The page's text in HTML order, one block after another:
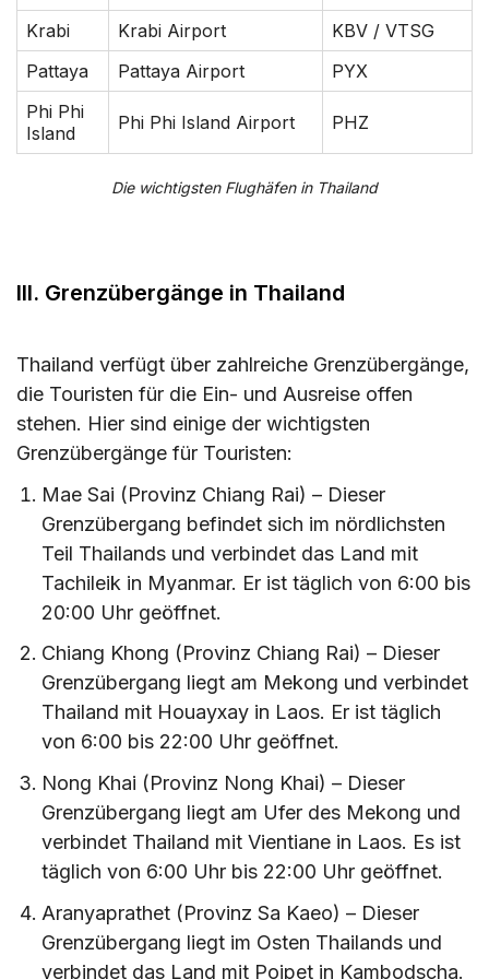
Krabi
Krabi Airport
KBV / VTSG
Pattaya
Pattaya Airport
PYX
Phi Phi
Island
Phi Phi Island Airport PHZ
Die wichtigsten Flughäfen in Thailand
III. Grenzübergänge in Thailand
Thailand verfügt über zahlreiche Grenzübergänge,
die Touristen für die Ein- und Ausreise offen
stehen. Hier sind einige der wichtigsten
Grenzübergänge für Touristen:
Mae Sai (Provinz Chiang Rai) – Dieser
Grenzübergang befindet sich im nördlichsten
Teil Thailands und verbindet das Land mit
Tachileik in Myanmar. Er ist täglich von 6:00 bis
20:00 Uhr geöffnet.
Chiang Khong (Provinz Chiang Rai) – Dieser
Grenzübergang liegt am Mekong und verbindet
Thailand mit Houayxay in Laos. Er ist täglich
von 6:00 bis 22:00 Uhr geöffnet.
Nong Khai (Provinz Nong Khai) – Dieser
Grenzübergang liegt am Ufer des Mekong und
verbindet Thailand mit Vientiane in Laos. Es ist
täglich von 6:00 Uhr bis 22:00 Uhr geöffnet.
Aranyaprathet (Provinz Sa Kaeo) – Dieser
Grenzübergang liegt im Osten Thailands und
verbindet das Land mit Poipet in Kambodscha.